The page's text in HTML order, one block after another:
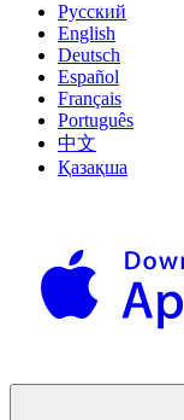
Русский
English
Deutsch
Español
Français
Português
中文
Қазақша